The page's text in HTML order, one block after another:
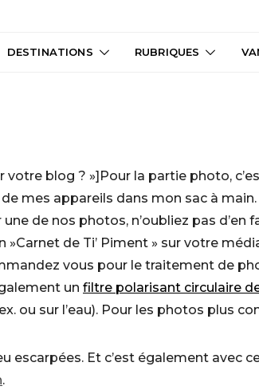
DESTINATIONS RUBRIQUES
blog ? »]Pour la partie photo,
mes appareils dans mon sac à
de nos photos, n’oubliez pas d’en
»Carnet de Ti’ Piment » sur votre
vous pour le traitement de
un filtre polarisant circulaire
ou sur l’eau). Pour les photos plus
escarpées. Et c’est également avec
.